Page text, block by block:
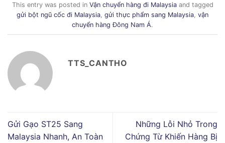
This entry was posted in Vận chuyển hàng đi Malaysiaand tagged
gửi bột ngũ cốc đi Malaysia gửi thực phẩm sang Malaysia vận
chuyển hàng Đông Nam Á.
TTS_CANTHO
Gửi Gạo ST25 Sang
Malaysia Nhanh, An Toàn
Những Lỗi Nhỏ Trong
Chứng Từ Khiến Hàng Bị